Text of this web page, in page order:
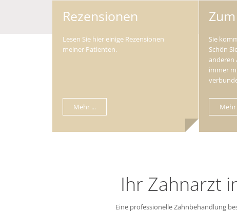
Rezensionen
Lesen Sie hier einige Rezensionen
meiner Patienten.
Mehr ...
Sie
Schön
anderen
immer
Mehr
Ihr Zahnarzt
Eine professionelle Zahnbehandlung